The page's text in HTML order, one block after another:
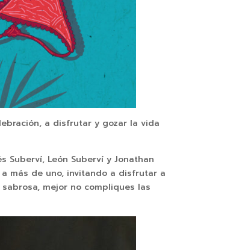
a disfrutar y gozar la vida
Suberví, León Suberví y Jonathan
más de uno, invitando a disfrutar a
mejor no compliques las